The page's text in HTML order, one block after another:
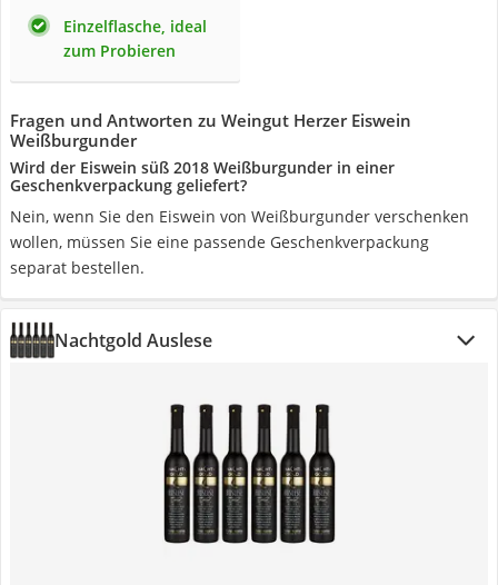
Einzelflasche, ideal
zum Probieren
Fragen und Antworten zu Weingut Herzer Eiswein
Weißburgunder
Wird der Eiswein süß 2018 Weißburgunder in einer
Geschenkverpackung geliefert?
Nein, wenn Sie den Eiswein von Weißburgunder verschenken
wollen, müssen Sie eine passende Geschenkverpackung
separat bestellen.
Nachtgold Auslese